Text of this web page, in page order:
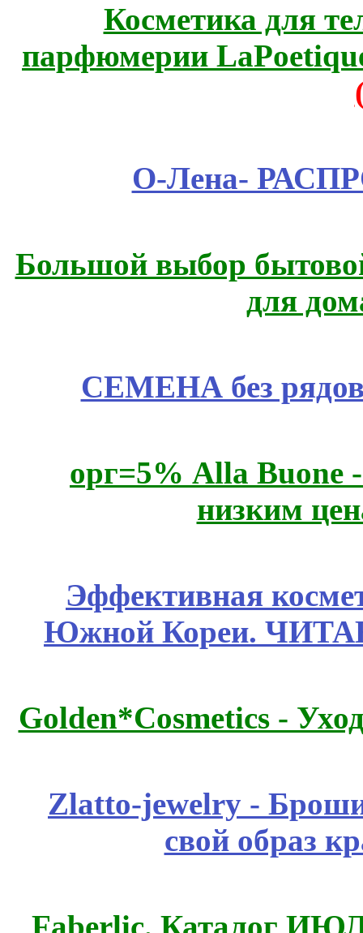
Косметика для
парфюмерии
О-Лена-
Большой выбор
для
СЕМЕНА без
орг=5% Alla Buone
низким
Эффективная
Южной Кореи.
Golden*Cosmetics -
Zlatto-jewelry -
свой образ
Faberlic. Каталог